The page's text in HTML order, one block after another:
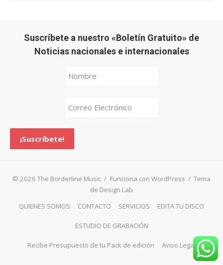
Suscríbete a nuestro «Boletín Gratuito» de
Noticias nacionales e internacionales
© 2026 The Borderline Music / Funciona con WordPress / Tema
de Design Lab
QUIENES SOMOS
CONTACTO SERVICIOS EDITA TU DISCO
ESTUDIO DE GRABACIÓN
Recibe Presupuesto de tu Pack de edición Aviso Legal